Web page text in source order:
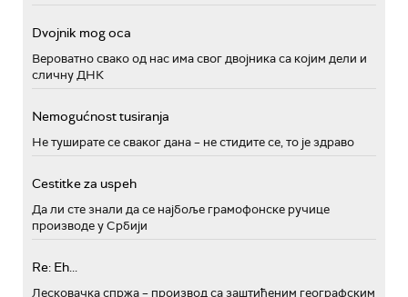
Dvojnik mog oca
Вероватно свако од нас има свог двојника са којим дели и
сличну ДНК
Nemogućnost tusiranja
Не туширате се сваког дана – не стидите се, то је здраво
Cestitke za uspeh
Да ли сте знали да се најбоље грамофонске ручице
производе у Србији
Re: Eh...
Лесковачка спржа – производ са заштићеним географским